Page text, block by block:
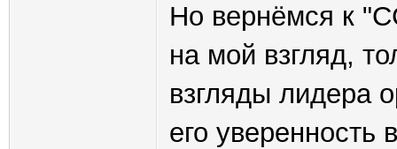
Но вернёмся к
на мой взгляд,
взгляды лидера
его уверенность